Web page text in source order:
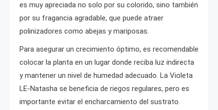
es muy apreciada no solo por su colorido, sino también
por su fragancia agradable, que puede atraer
polinizadores como abejas y mariposas.
Para asegurar un crecimiento óptimo, es recomendable
colocar la planta en un lugar donde reciba luz indirecta
y mantener un nivel de humedad adecuado. La Violeta
LE-Natasha se beneficia de riegos regulares, pero es
importante evitar el encharcamiento del sustrato.